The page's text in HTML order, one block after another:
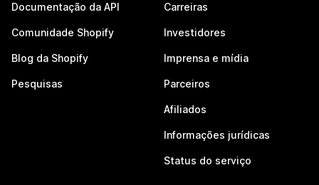
Documentação da API
Comunidade Shopify
Blog da Shopify
Pesquisas
Carreiras
Investidores
Imprensa e mídia
Parceiros
Afiliados
Informações jurídicas
Status do serviço